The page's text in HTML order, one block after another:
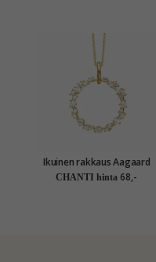
Ikuinen rakkaus Aagaard
kaulaketju, jossa on riipus
CHANTI hinta 68,-